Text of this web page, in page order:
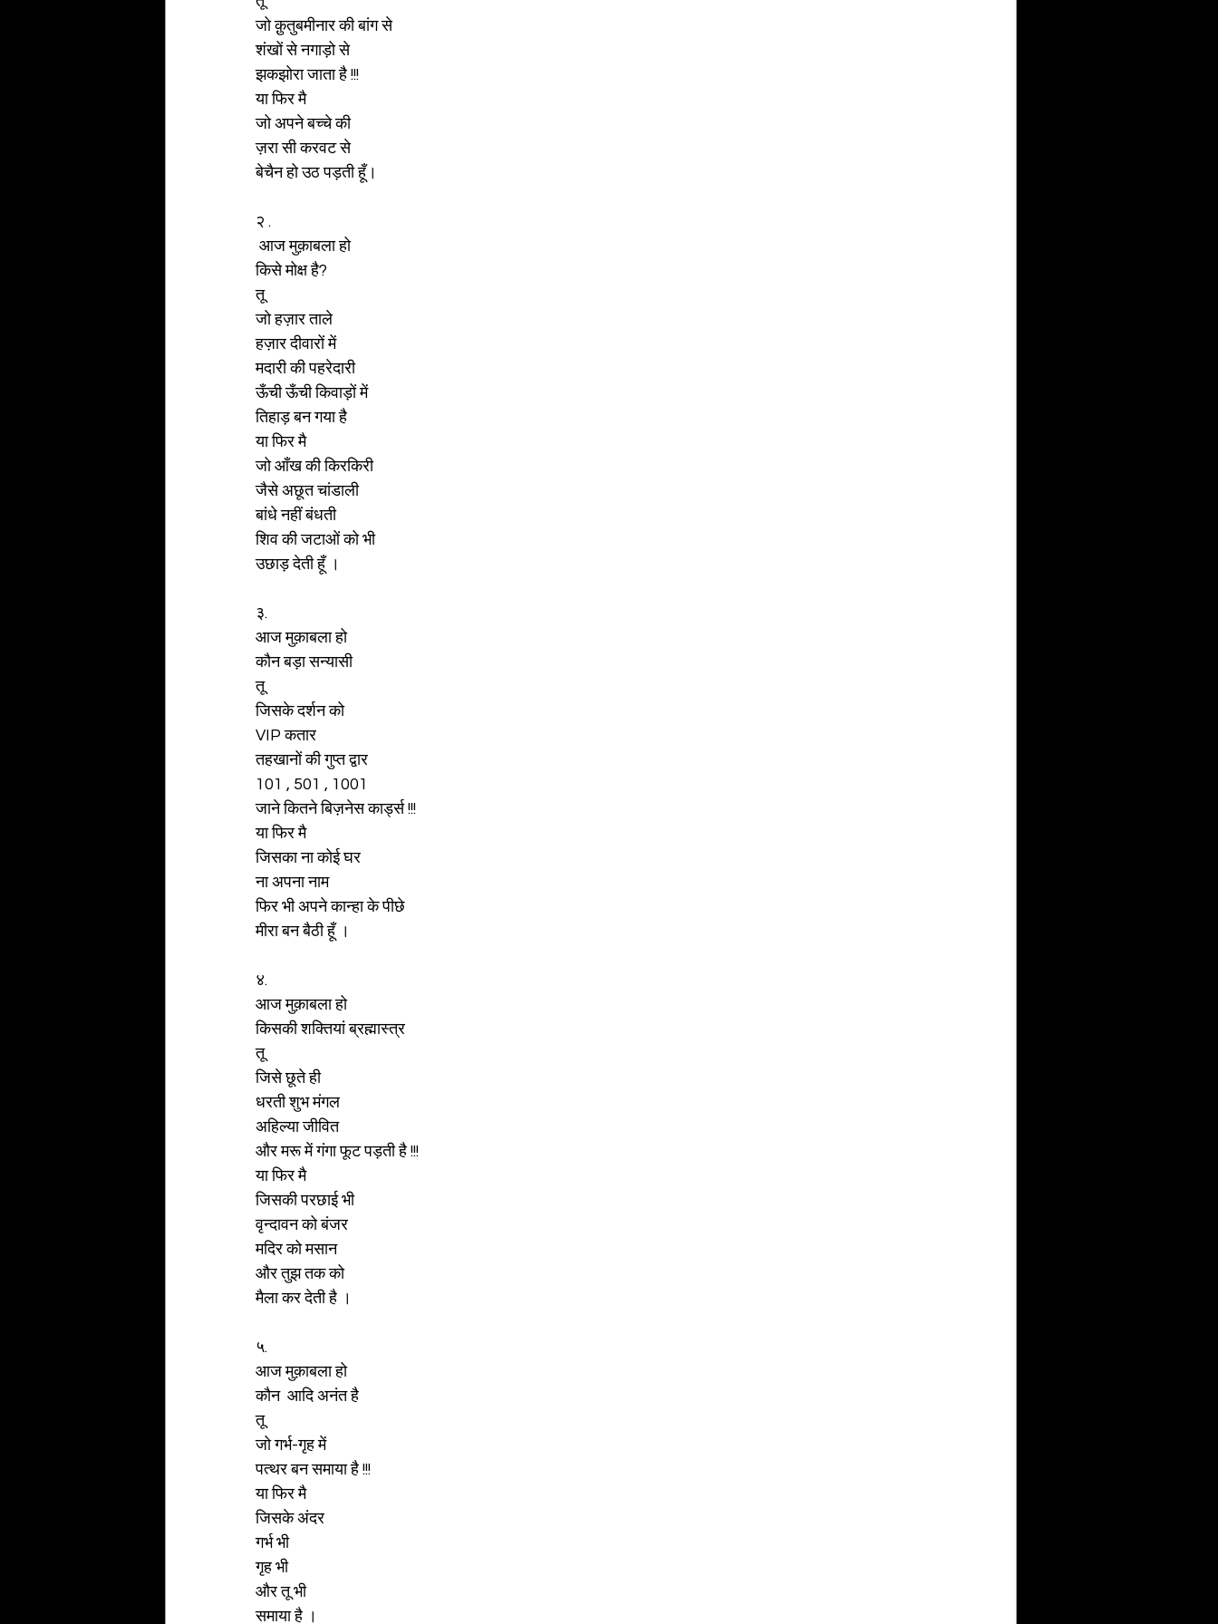
जो क़ुतुबमीनार की बांग से
शंखों से नगाड़ो से
झकझोरा जाता है !!!
या फिर मै
जो अपने बच्चे की
ज़रा सी करवट से
बेचैन हो उठ पड़ती हूँ।
२ .
आज मुक़ाबला हो
किसे मोक्ष है?
तू
जो हज़ार ताले
हज़ार दीवारों में
मदारी की पहरेदारी
ऊँची ऊँची किवाड़ों में
तिहाड़ बन गया है
या फिर मै
जो आँख की किरकिरी
जैसे अछूत चांडाली
बांधे नहीं बंधती
शिव की जटाओं को भी
उछाड़ देती हूँ ।
३.
आज मुक़ाबला हो
कौन बड़ा सन्यासी
तू
जिसके दर्शन को
VIP कतार
तहखानों की गुप्त द्वार
101 , 501 , 1001
जाने कितने बिज़नेस कार्ड्स !!!
या फिर मै
जिसका ना कोई घर
ना अपना नाम
फिर भी अपने कान्हा के पीछे
मीरा बन बैठी हूँ ।
४.
आज मुक़ाबला हो
किसकी शक्तियां ब्रह्मास्त्र
तू
जिसे छूते ही
धरती शुभ मंगल
अहिल्या जीवित
और मरू में गंगा फूट पड़ती है !!!
या फिर मै
जिसकी परछाई भी
वृन्दावन को बंजर
मदिर को मसान
और तुझ तक को
मैला कर देती है ।
५.
आज मुक़ाबला हो
कौन  आदि अनंत है
तू
जो गर्भ-गृह में
पत्थर बन समाया है !!!
या फिर मै
जिसके अंदर
गर्भ भी
गृह भी
और तू भी
समाया है ।